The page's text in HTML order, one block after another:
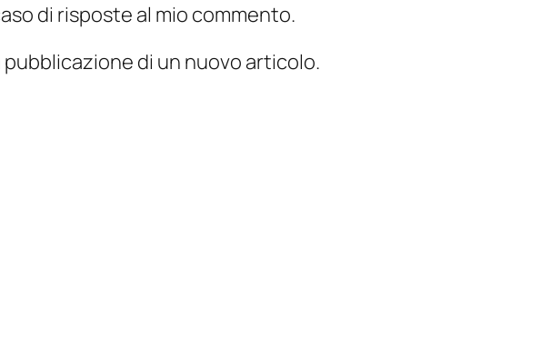
di risposte al mio commento.
pubblicazione di un nuovo articolo.